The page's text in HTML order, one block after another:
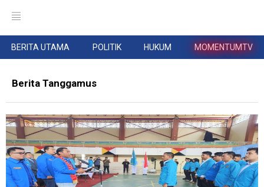
BERITA UTAMA POLITIK HUKUM MOMENTUMTV
Berita Tanggamus